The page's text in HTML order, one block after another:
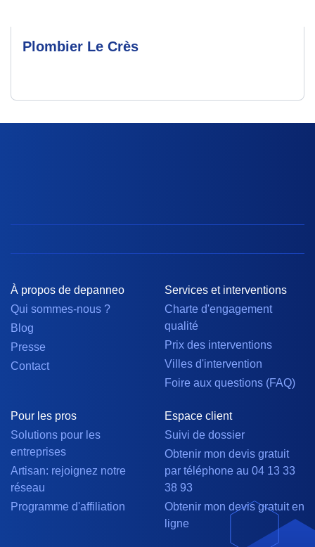
Plombier Le Crès
À propos de depanneo
Qui sommes-nous ?
Blog
Presse
Contact
Services et interventions
Charte d'engagement
qualité
Prix des interventions
Villes d'intervention
Foire aux questions (FAQ)
Pour les pros
Solutions pour les
entreprises
Artisan: rejoignez notre
réseau
Programme d'affiliation
Espace client
Suivi de dossier
Obtenir mon devis gratuit
par téléphone au 04 13 33
38 93
Obtenir mon devis gratuit en
ligne